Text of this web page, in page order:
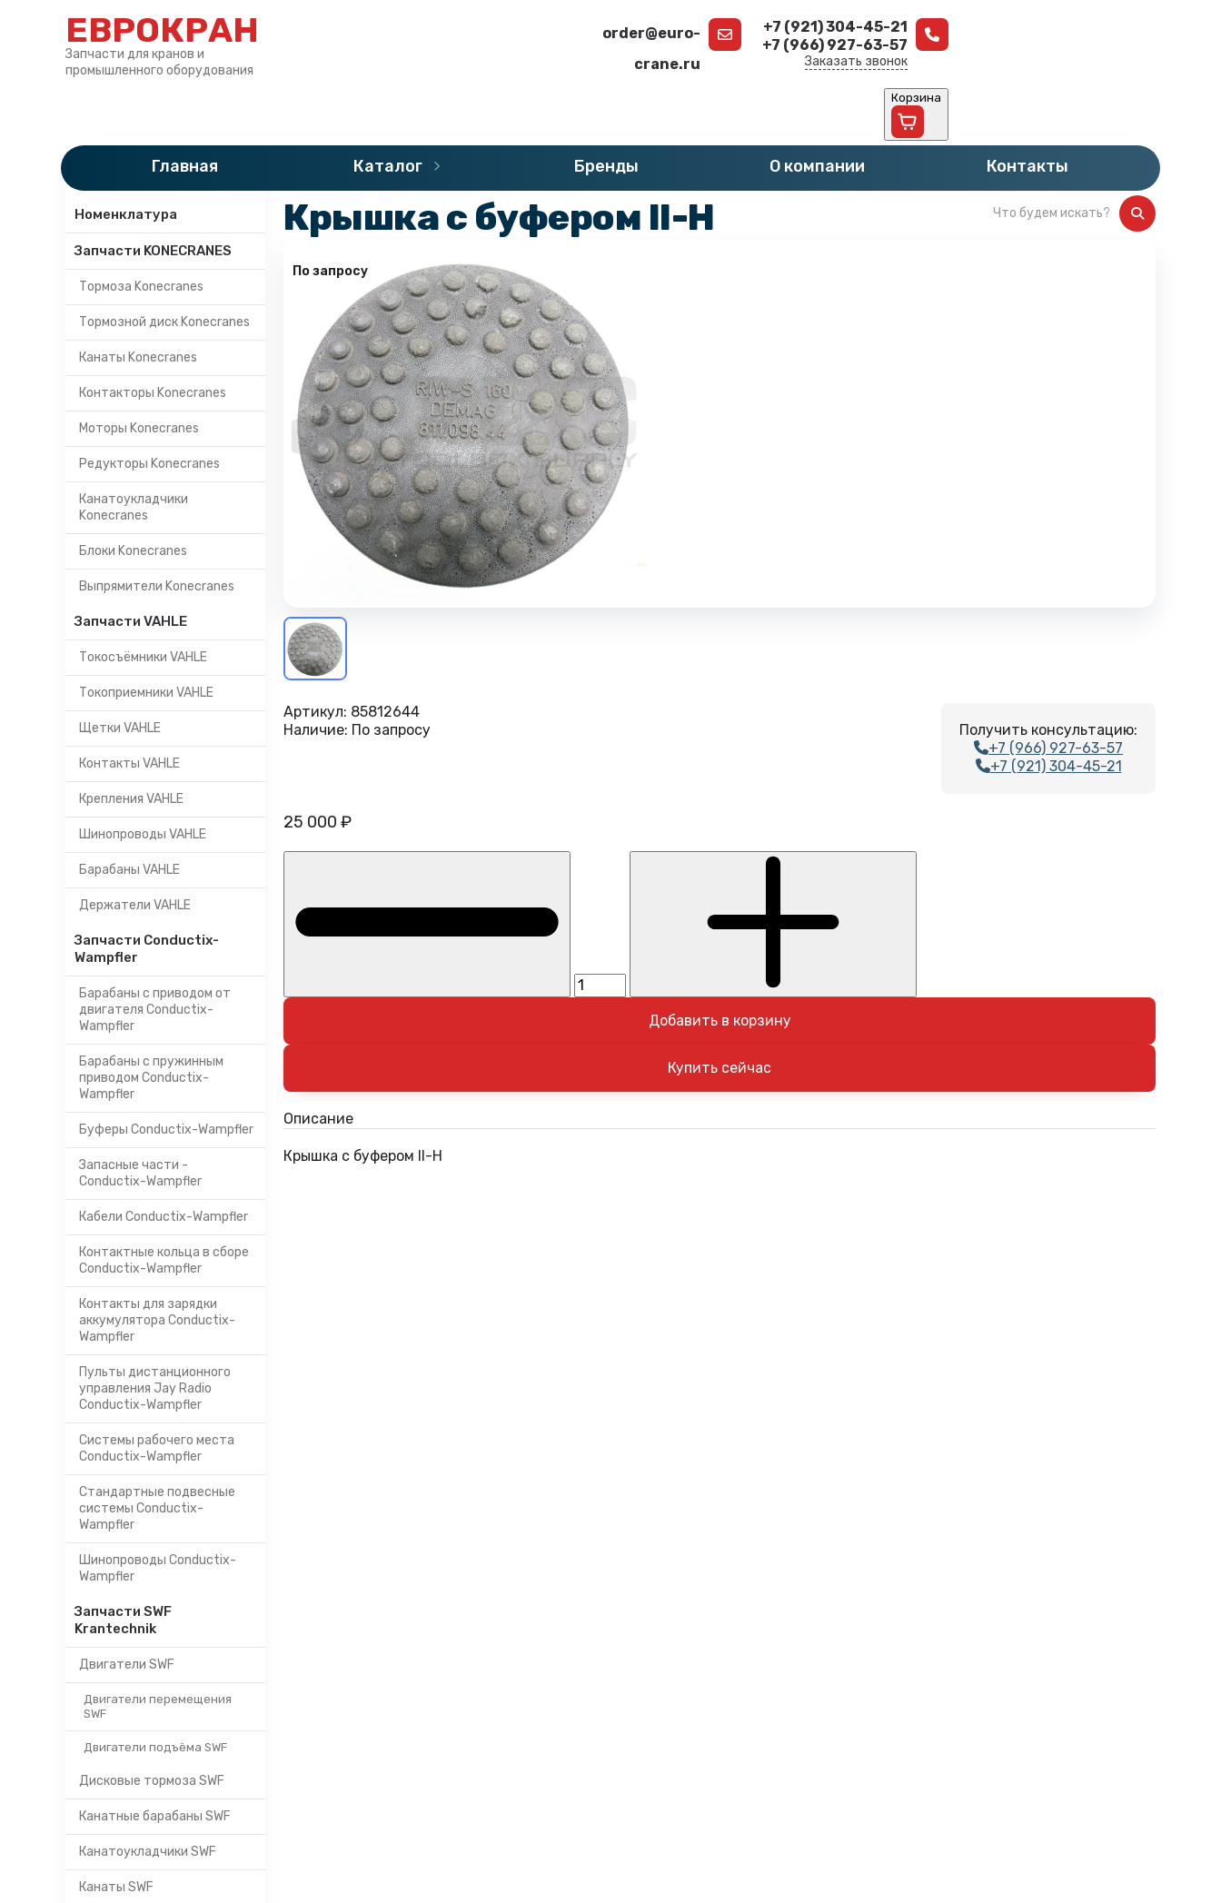
ЕВРОКРАН
Запчасти для кранов и
промышленного оборудования
order@euro-
crane.ru
+7 (921) 304-45-21
+7 (966) 927-63-57
Заказать звонок
Корзина
Главная Каталог Бренды О компании Контакты
Категории
Номенклатура
Запчасти KONECRANES
Тормоза Konecranes
Тормозной диск Konecranes
Канаты Konecranes
Контакторы Konecranes
Моторы Konecranes
Редукторы Konecranes
Канатоукладчики
Konecranes
Блоки Konecranes
Выпрямители Konecranes
Запчасти VAHLE
Токосъёмники VAHLE
Токоприемники VAHLE
Щетки VAHLE
Контакты VAHLE
Крепления VAHLE
Шинопроводы VAHLE
Барабаны VAHLE
Держатели VAHLE
Запчасти Conductix-
Wampfler
Барабаны с приводом от
двигателя Conductix-
Wampfler
Барабаны с пружинным
приводом Conductix-
Wampfler
Буферы Conductix-Wampfler
Запасные части -
Conductix-Wampfler
Кабели Conductix-Wampfler
Контактные кольца в сборе
Conductix-Wampfler
Контакты для зарядки
аккумулятора Conductix-
Wampfler
Пульты дистанционного
управления Jay Radio
Conductix-Wampfler
Системы рабочего места
Conductix-Wampfler
Стандартные подвесные
системы Conductix-
Wampfler
Шинопроводы Conductix-
Wampfler
Запчасти SWF
Krantechnik
Двигатели SWF
Двигатели перемещения
SWF
Двигатели подъёма SWF
Дисковые тормоза SWF
Канатные барабаны SWF
Канатоукладчики SWF
Канаты SWF
»Каталог » Запчасти DEMAG Буферы DEMAG
Крышка с буфером II-H
По запросу
Получить консультацию:
+7 (966) 927-63-57
+7 (921) 304-45-21
Артикул: 85812644
Наличие: По запросу
25 000 ₽
Добавить в корзину
Описание
Крышка с буфером II-H